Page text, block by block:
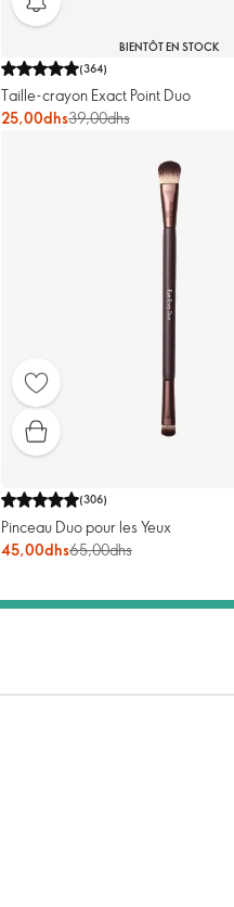
BIENTÔT EN STOCK
(364)
Taille-crayon Exact Point Duo
25,00dhs39,00dhs
(306)
Pinceau Duo pour les Yeux
45,00dhs65,00dhs